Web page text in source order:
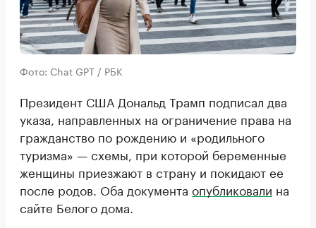
Фото: Chat GPT / РБК
Президент США Дональд Трамп подписал два
указа, направленных на ограничение права на
гражданство по рождению и «родильного
туризма» — схемы, при которой беременные
женщины приезжают в страну и покидают ее
после родов. Оба документа опубликовали на
сайте Белого дома.